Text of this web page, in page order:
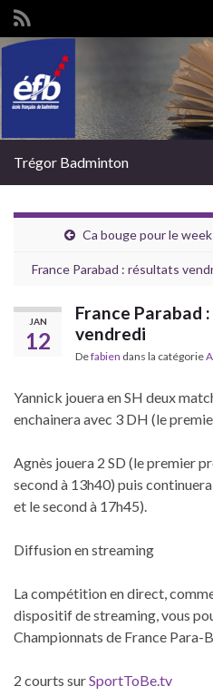
Trégor Badminton
Ca bouge pour le
France Parabad : résultats
JAN
12
France Parabad
vendredi
Defabien dans la catégorie
Yannick jouera en SH deux
enchainera avec 3 DH (le
Agnès jouera 2 SD (le premier
second à 13h40) puis
et le second à 17h45).
Diffusion en streaming
La compétition en direct,
dispositif de streaming, vous
Championnats de France Para-
2 courts surSportToBe.tv